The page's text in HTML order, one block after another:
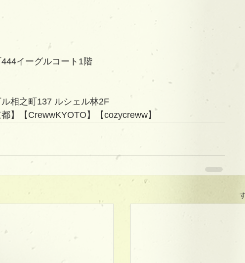
イーグルコート1階
相之町137 ルシェル林2F
】【CrewwKYOTO】【cozycreww】